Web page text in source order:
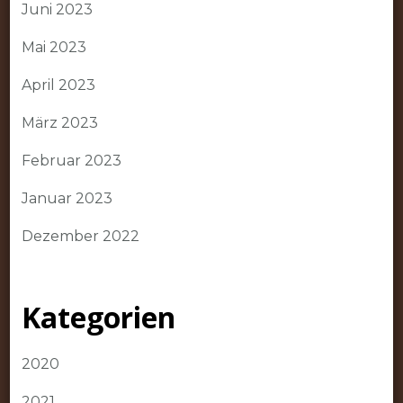
Juni 2023
Mai 2023
April 2023
März 2023
Februar 2023
Januar 2023
Dezember 2022
Kategorien
2020